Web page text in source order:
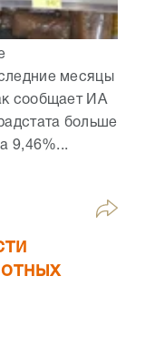
месяцы
сообщает ИА
больше
9,46%...